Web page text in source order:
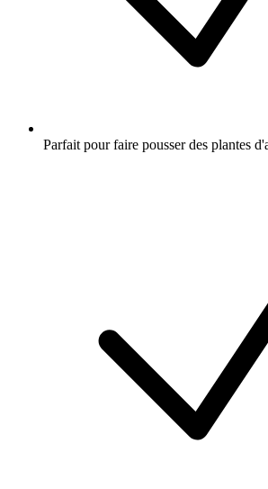
Parfait pour faire pousser des plantes